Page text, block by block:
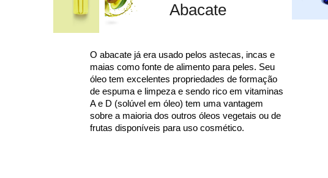
Abacate
O abacate já era usado pelos astecas, incas e
maias como fonte de alimento para peles. Seu
óleo tem excelentes propriedades de formação
de espuma e limpeza e sendo rico em vitaminas
A e D (solúvel em óleo) tem uma vantagem
sobre a maioria dos outros óleos vegetais ou de
frutas disponíveis para uso cosmético.